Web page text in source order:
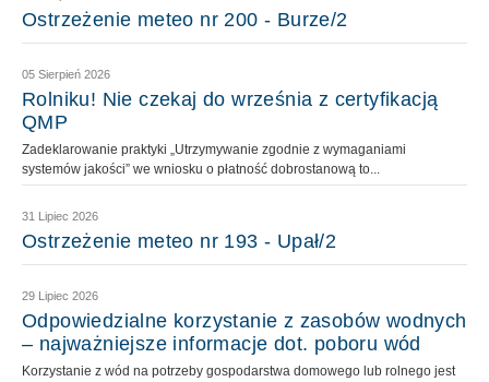
Ostrzeżenie meteo nr 200 - Burze/2
05 Sierpień 2026
Rolniku! Nie czekaj do września z certyfikacją
QMP
Zadeklarowanie praktyki „Utrzymywanie zgodnie z wymaganiami
systemów jakości” we wniosku o płatność dobrostanową to...
31 Lipiec 2026
Ostrzeżenie meteo nr 193 - Upał/2
29 Lipiec 2026
Odpowiedzialne korzystanie z zasobów wodnych
– najważniejsze informacje dot. poboru wód
Korzystanie z wód na potrzeby gospodarstwa domowego lub rolnego jest